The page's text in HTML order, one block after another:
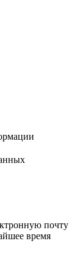
почту
время